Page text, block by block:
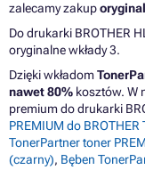
zalecamy zakup
Do drukarki BROTHER
oryginalne wkłady 3.
Dzięki wkładom
nawet 80% kosztów. W
premium do drukarki
PREMIUM do
TonerPartner toner
(czarny), Bęben